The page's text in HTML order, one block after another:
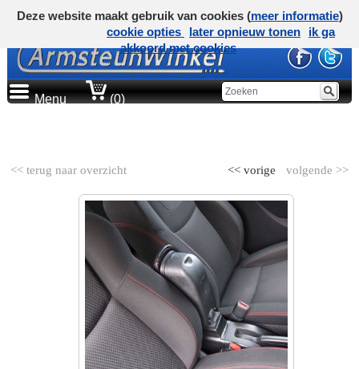
Menu (0)
<< terug naar overzicht volgende >>
<< vorige
Deze website maakt gebruik van cookies (meer informatie)
cookie opties
later opnieuw tonen
ik ga
akkoord met cookies